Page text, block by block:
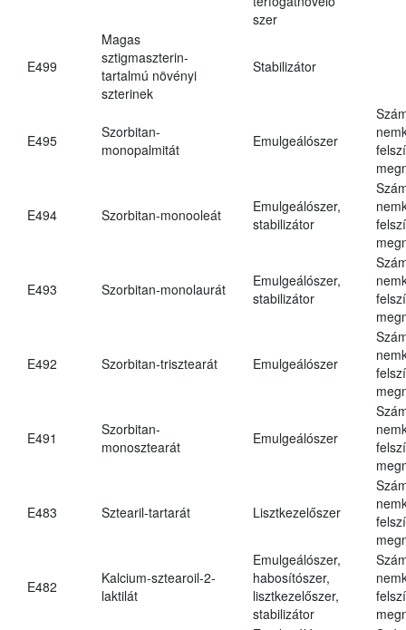
szer
E499
Magas
sztigmaszterin-
tartalmú növényi
szterinek
Stabilizátor
E495
Szorbitan-
monopalmitát
Emulgeálószer
E494 Szorbitan-monooleát
Emulgeálószer,
stabilizátor
E493 Szorbitan-monolaurát
Emulgeálószer,
stabilizátor
E492 Szorbitan-trisztearát Emulgeálószer
E491
Szorbitan-
monosztearát
Emulgeálószer
E483 Sztearil-tartarát Lisztkezelőszer
E482
Kalcium-sztearoil-2-
laktilát
Emulgeálószer,
habosítószer,
lisztkezelőszer,
stabilizátor